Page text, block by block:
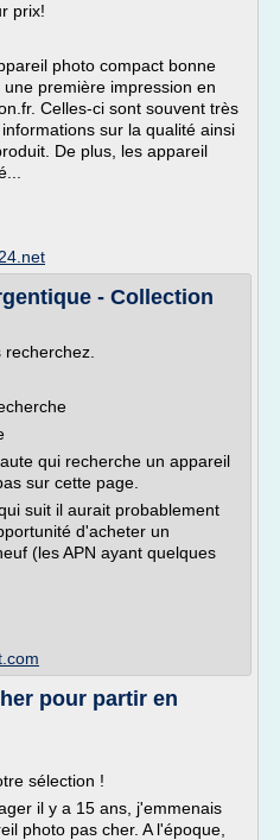
prix!
photo compact bonne
première impression en
Celles-ci sont souvent très
sur la qualité ainsi
De plus, les appareil
- Collection
qui recherche un appareil
sur cette page.
suit il aurait probablement
d'acheter un
(les APN ayant quelques
pour partir en
sélection !
il y a 15 ans, j'emmenais
photo pas cher. A l'époque,